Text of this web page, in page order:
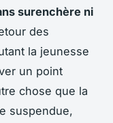
surenchère ni
des
la jeunesse
un point
chose que la
suspendue,